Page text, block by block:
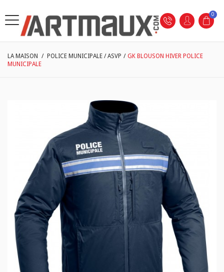
0
LA MAISON / POLICE MUNICIPALE / ASVP / GK BLOUSON HIVER POLICE
MUNICIPALE